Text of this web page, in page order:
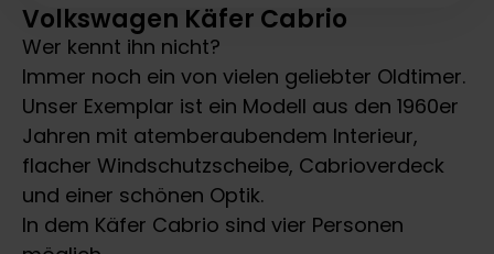
Volkswagen Käfer Cabrio
Wer kennt ihn nicht?
Immer noch ein von vielen geliebter Oldtimer.
Unser Exemplar ist ein Modell aus den 1960er
Jahren mit atemberaubendem Interieur,
flacher Windschutzscheibe, Cabrioverdeck
und einer schönen Optik.
In dem Käfer Cabrio sind vier Personen